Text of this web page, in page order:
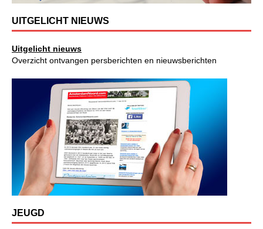
UITGELICHT NIEUWS
Uitgelicht nieuws
Overzicht ontvangen persberichten en nieuwsberichten
JEUGD